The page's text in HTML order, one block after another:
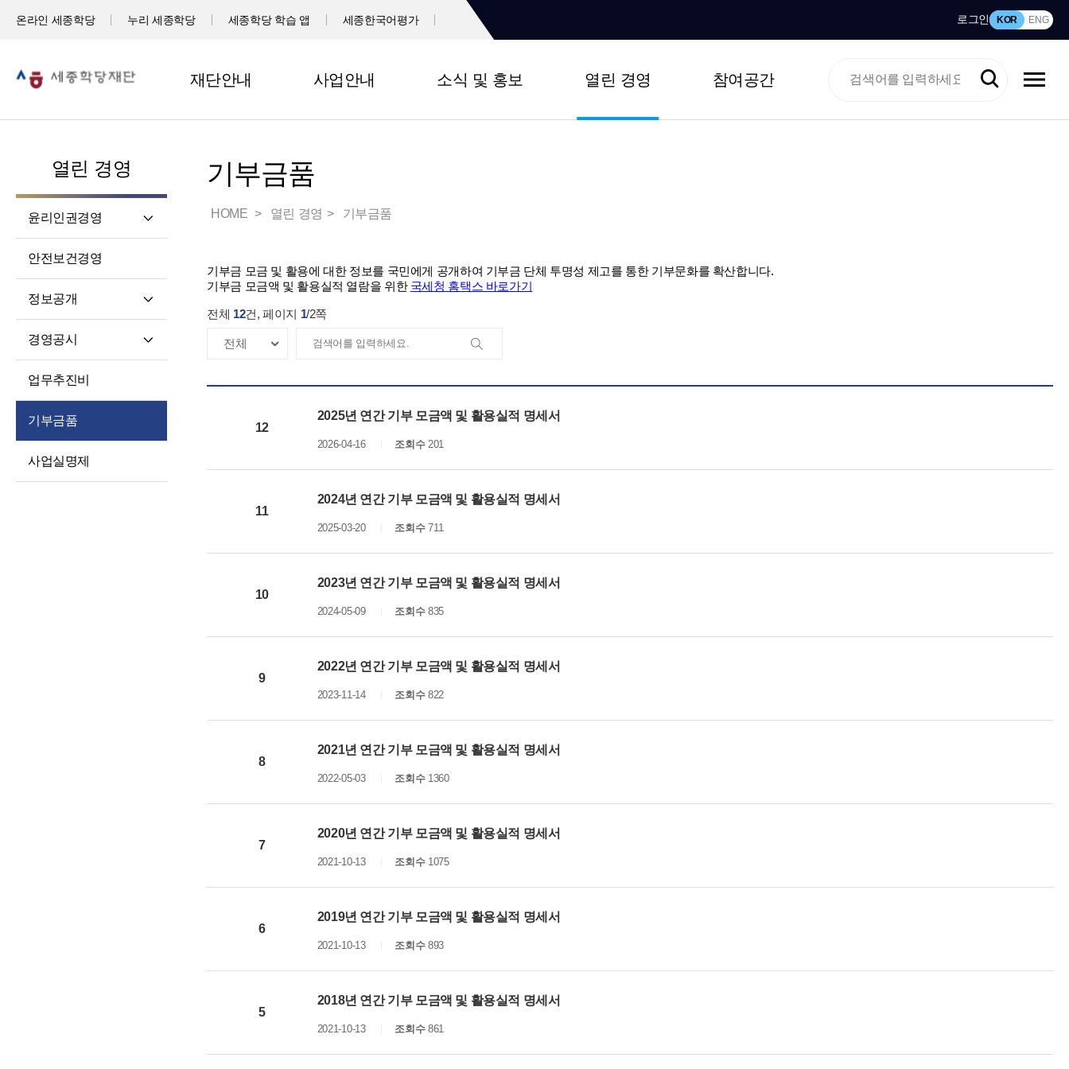
온라인 세종학당 누리 세종학당 세종학당 학습 앱 세종한국어평가 로그인 KOR ENG
재단안내 사업안내 소식 및 홍보 열린 경영 참여공간
열린 경영
윤리인권경영
고객서비스 헌장
윤리 자가 진단
재단 청렴 실천 결의문
인권경영
윤리인권경영 활동
청렴포털부패신고
(레드휘슬)
안전보건경영
정보공개
처리절차
정보공개방법
불복구제절차
경영공시
징계처분 결과
소송 및 소송대리인
현황
업무추진비
기부금품
사업실명제
기부금품
HOME 열린 경영 기부금품
기부금 모금 및 활용에 대한 정보를 국민에게 공개하여 기부금 단체 투명성 제고를 통한 기부문화를 확산합니다.
기부금 모금액 및 활용실적 열람을 위한 국세청 홈택스 바로가기
전체 12건, 페이지 1/2쪽
12
2025년 연간 기부 모금액 및 활용실적 명세서
2026-04-16 조회수201
11
2024년 연간 기부 모금액 및 활용실적 명세서
2025-03-20 조회수711
10
2023년 연간 기부 모금액 및 활용실적 명세서
2024-05-09 조회수835
9
2022년 연간 기부 모금액 및 활용실적 명세서
2023-11-14 조회수822
8
2021년 연간 기부 모금액 및 활용실적 명세서
2022-05-03 조회수1360
7
2020년 연간 기부 모금액 및 활용실적 명세서
2021-10-13 조회수1075
6
2019년 연간 기부 모금액 및 활용실적 명세서
2021-10-13 조회수893
5
2018년 연간 기부 모금액 및 활용실적 명세서
2021-10-13 조회수861